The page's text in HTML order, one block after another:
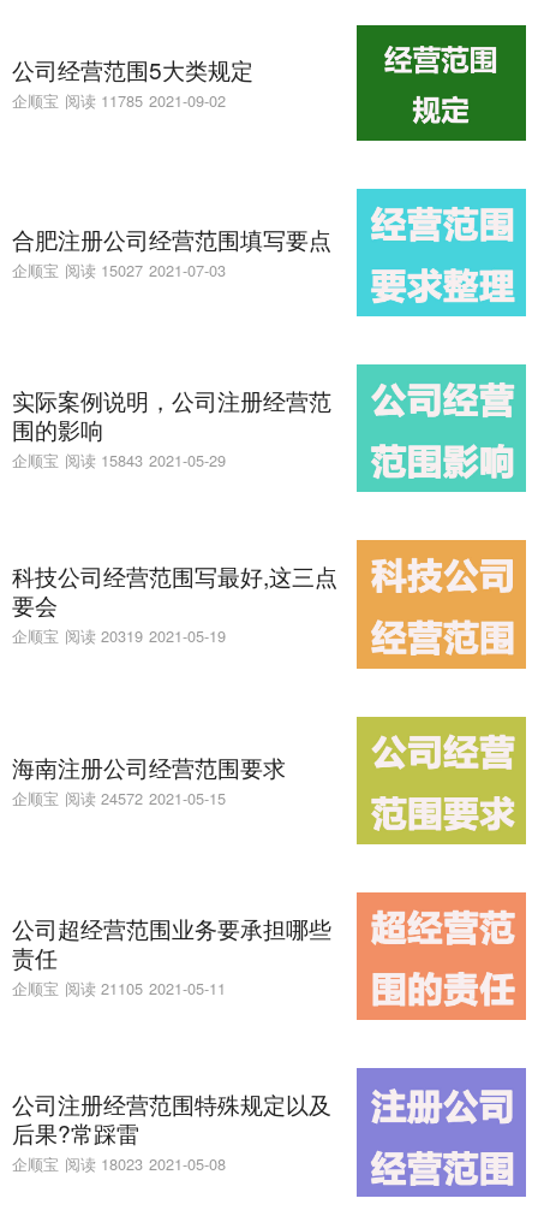
公司经营范围5大类规定
企顺宝 阅读 11785 2021-09-02
合肥注册公司经营范围填写要点
企顺宝 阅读 15027 2021-07-03
实际案例说明，公司注册经营范
围的影响
企顺宝 阅读 15843 2021-05-29
科技公司经营范围写最好,这三点
要会
企顺宝 阅读 20319 2021-05-19
海南注册公司经营范围要求
企顺宝 阅读 24572 2021-05-15
公司超经营范围业务要承担哪些
责任
企顺宝 阅读 21105 2021-05-11
公司注册经营范围特殊规定以及
后果?常踩雷
企顺宝 阅读 18023 2021-05-08